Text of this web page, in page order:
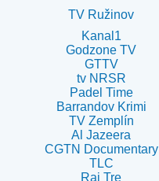
TV Ružinov
Kanal1
Godzone TV
GTTV
tv NRSR
Padel Time
Barrandov Krimi
TV Zemplín
Al Jazeera
CGTN Documentary
TLC
Rai Tre